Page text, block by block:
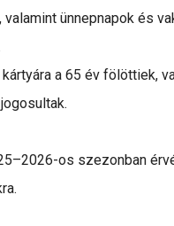
ünnepnapok és
kártyára a 65 év fölöttiek,
os szezonban